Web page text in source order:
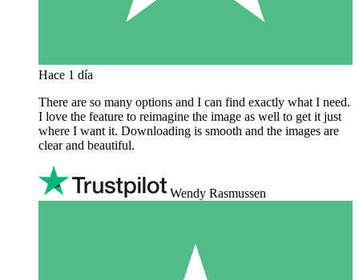
Hace 1 día
There are so many options and I can find exactly what I need.
I love the feature to reimagine the image as well to get it just
where I want it. Downloading is smooth and the images are
clear and beautiful.
Wendy Rasmussen